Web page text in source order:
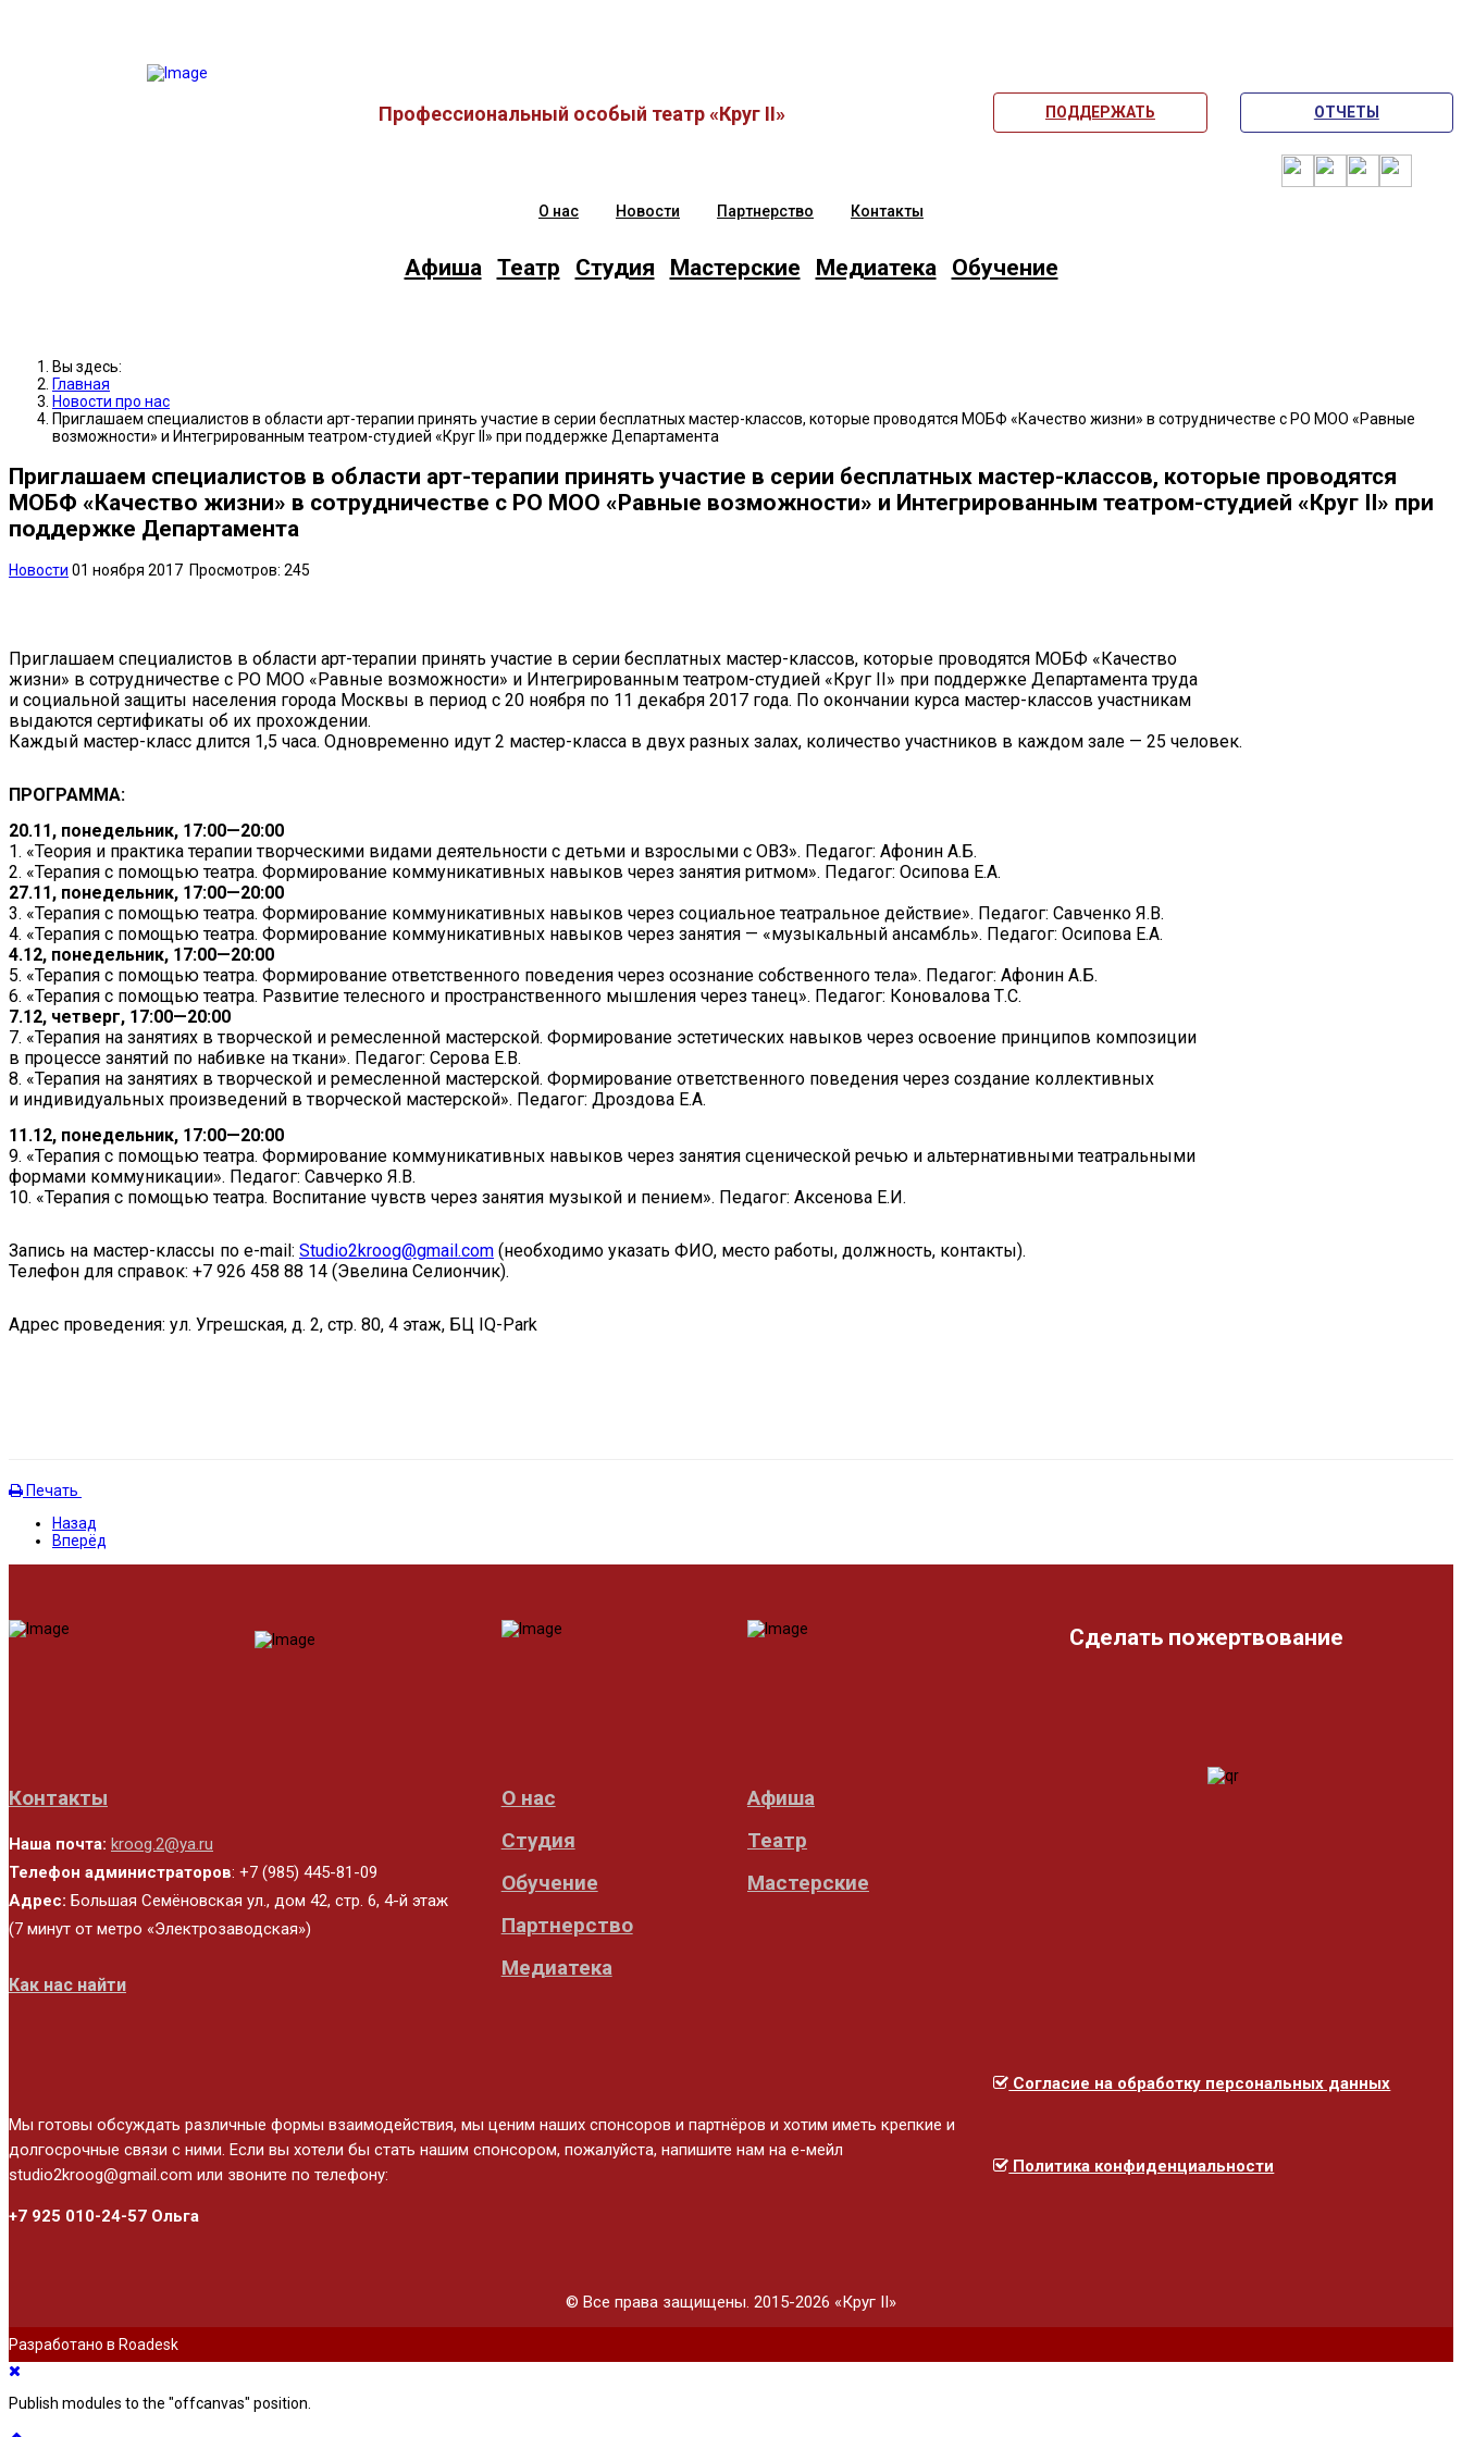
Профессиональный особый театр «Круг II» ПОДДЕРЖАТЬ ОТЧЕТЫ
О нас Новости Партнерство Контакты
Афиша Театр Студия Мастерские Медиатека Обучение
Вы здесь:
Главная
Новости про нас
Приглашаем специалистов в области арт-терапии принять участие в серии бесплатных мастер-классов, которые проводятся МОБФ «Качество жизни» в сотрудничестве с РО МОО «Равные
возможности» и Интегрированным театром-студией «Круг II» при поддержке Департамента
Приглашаем специалистов в области арт-терапии принять участие в серии бесплатных мастер-классов, которые проводятся
МОБФ «Качество жизни» в сотрудничестве с РО МОО «Равные возможности» и Интегрированным театром-студией «Круг II» при
поддержке Департамента
Новости 01 ноября 2017 Просмотров: 245
Приглашаем специалистов в области арт-терапии принять участие в серии бесплатных мастер-классов, которые проводятся МОБФ «Качество
жизни» в сотрудничестве с РО МОО «Равные возможности» и Интегрированным театром-студией «Круг II» при поддержке Департамента труда
и социальной защиты населения города Москвы в период с 20 ноября по 11 декабря 2017 года. По окончании курса мастер-классов участникам
выдаются сертификаты об их прохождении.
Каждый мастер-класс длится 1,5 часа. Одновременно идут 2 мастер-класса в двух разных залах, количество участников в каждом зале — 25 человек.
ПРОГРАММА:
20.11, понедельник, 17:00—20:00
1. «Теория и практика терапии творческими видами деятельности с детьми и взрослыми с ОВЗ». Педагог: Афонин А.Б.
2. «Терапия с помощью театра. Формирование коммуникативных навыков через занятия ритмом». Педагог: Осипова Е.А.
27.11, понедельник, 17:00—20:00
3. «Терапия с помощью театра. Формирование коммуникативных навыков через социальное театральное действие». Педагог: Савченко Я.В.
4. «Терапия с помощью театра. Формирование коммуникативных навыков через занятия — «музыкальный ансамбль». Педагог: Осипова Е.А.
4.12, понедельник, 17:00—20:00
5. «Терапия с помощью театра. Формирование ответственного поведения через осознание собственного тела». Педагог: Афонин А.Б.
6. «Терапия с помощью театра. Развитие телесного и пространственного мышления через танец». Педагог: Коновалова Т.С.
7.12, четверг, 17:00—20:00
7. «Терапия на занятиях в творческой и ремесленной мастерской. Формирование эстетических навыков через освоение принципов композиции
в процессе занятий по набивке на ткани». Педагог: Серова Е.В.
8. «Терапия на занятиях в творческой и ремесленной мастерской. Формирование ответственного поведения через создание коллективных
и индивидуальных произведений в творческой мастерской». Педагог: Дроздова Е.А.
11.12, понедельник, 17:00—20:00
9. «Терапия с помощью театра. Формирование коммуникативных навыков через занятия сценической речью и альтернативными театральными
формами коммуникации». Педагог: Савчерко Я.В.
10. «Терапия с помощью театра. Воспитание чувств через занятия музыкой и пением». Педагог: Аксенова Е.И.
Запись на мастер-классы по e-mail: Studio2kroog@gmail.com (необходимо указать ФИО, место работы, должность, контакты).
Телефон для справок: +7 926 458 88 14 (Эвелина Селиончик).
Адрес проведения: ул. Угрешская, д. 2, стр. 80, 4 этаж, БЦ IQ-Park
Печать
Назад
Вперёд
Сделать пожертвование
Контакты
Наша почта: kroog.2@ya.ru
Телефон администраторов: +7 (985) 445-81-09
Адрес: Большая Семёновская ул., дом 42, стр. 6, 4-й этаж
(7 минут от метро «Электрозаводская»)
Как нас найти
О нас
Студия
Обучение
Партнерство
Медиатека
Афиша
Театр
Мастерские
Мы готовы обсуждать различные формы взаимодействия, мы ценим наших спонсоров и партнёров и хотим иметь крепкие и
долгосрочные связи с ними. Если вы хотели бы стать нашим спонсором, пожалуйста, напишите нам на е-мейл
studio2kroog@gmail.com или звоните по телефону:
+7 925 010-24-57 Ольга
Согласие на обработку персональных данных
Политика конфиденциальности
© Все права защищены. 2015-2026 «Круг II»
Разработано в Roadesk
Publish modules to the "offcanvas" position.